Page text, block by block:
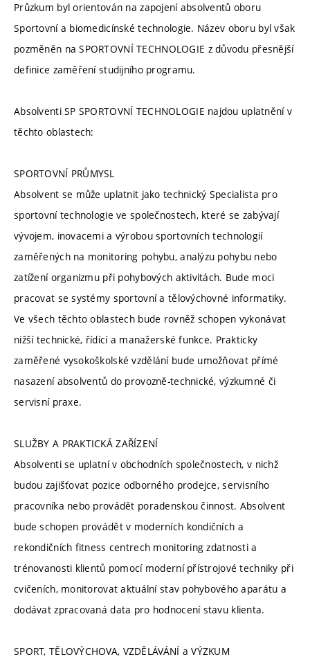
Průzkum byl orientován na zapojení absolventů oboru
Sportovní a biomedicínské technologie. Název oboru byl však
pozměněn na SPORTOVNÍ TECHNOLOGIE z důvodu přesnější
definice zaměření studijního programu.
Absolventi SP SPORTOVNÍ TECHNOLOGIE najdou uplatnění v
těchto oblastech:
SPORTOVNÍ PRŮMYSL
Absolvent se může uplatnit jako technický Specialista pro
sportovní technologie ve společnostech, které se zabývají
vývojem, inovacemi a výrobou sportovních technologií
zaměřených na monitoring pohybu, analýzu pohybu nebo
zatížení organizmu při pohybových aktivitách. Bude moci
pracovat se systémy sportovní a tělovýchovné informatiky.
Ve všech těchto oblastech bude rovněž schopen vykonávat
nižší technické, řídící a manažerské funkce. Prakticky
zaměřené vysokoškolské vzdělání bude umožňovat přímé
nasazení absolventů do provozně-technické, výzkumné či
servisní praxe.
SLUŽBY A PRAKTICKÁ ZAŘÍZENÍ
Absolventi se uplatní v obchodních společnostech, v nichž
budou zajišťovat pozice odborného prodejce, servisního
pracovníka nebo provádět poradenskou činnost. Absolvent
bude schopen provádět v moderních kondičních a
rekondičních fitness centrech monitoring zdatnosti a
trénovanosti klientů pomocí moderní přístrojové techniky při
cvičeních, monitorovat aktuální stav pohybového aparátu a
dodávat zpracovaná data pro hodnocení stavu klienta.
SPORT, TĚLOVÝCHOVA, VZDĚLÁVÁNÍ a VÝZKUM